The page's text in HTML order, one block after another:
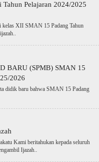
Pelajaran 2024/2025
kelas XII SMAN 15 Padang Tahun
BARU (SPMB) SMAN 15
2026
didik baru bahwa SMAN 15 Padang
Kami beritahukan kepada seluruh
Ijazah..